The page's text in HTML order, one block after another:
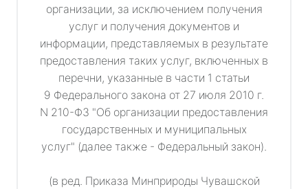
организации, за исключением получения
услуг и получения документов и
информации, представляемых в результате
предоставления таких услуг, включенных в
перечни, указанные в части 1 статьи
9 Федерального закона от 27 июля 2010 г.
N 210-ФЗ "Об организации предоставления
государственных и муниципальных
услуг" (далее также - Федеральный закон).
(в ред. Приказа Минприроды Чувашской